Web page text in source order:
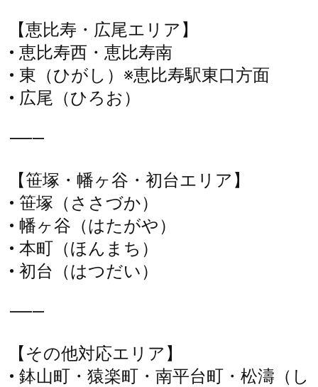
【恵比寿・広尾エリア】
• 恵比寿西・恵比寿南
• 東（ひがし）※恵比寿駅東口方面
• 広尾（ひろお）
⸻
【笹塚・幡ヶ谷・初台エリア】
• 笹塚（ささづか）
• 幡ヶ谷（はたがや）
• 本町（ほんまち）
• 初台（はつだい）
⸻
【その他対応エリア】
• 鉢山町・猿楽町・南平台町・松濤（し